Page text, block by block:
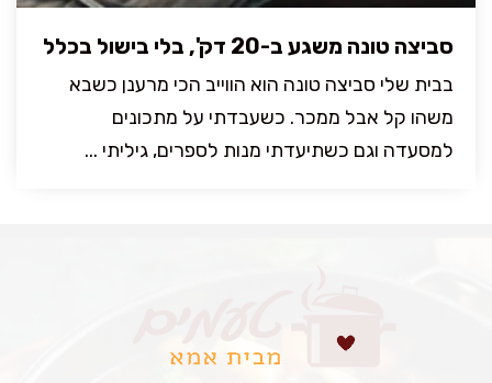
סביצה טונה משגע ב-20 דק', בלי בישול בכלל
בבית שלי סביצה טונה הוא הווייב הכי מרענן כשבא
משהו קל אבל ממכר. כשעבדתי על מתכונים
למסעדה וגם כשתיעדתי מנות לספרים, גיליתי ...